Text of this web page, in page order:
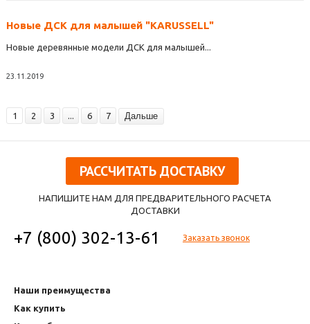
Новые ДСК для малышей "KARUSSELL"
Новые деревянные модели ДСК для малышей...
23.11.2019
1 2 3 ... 6 7 Дальше
РАССЧИТАТЬ ДОСТАВКУ
НАПИШИТЕ НАМ ДЛЯ ПРЕДВАРИТЕЛЬНОГО РАСЧЕТА
ДОСТАВКИ
+7 (800) 302-13-61 Заказать звонок
Наши преимущества
Как купить